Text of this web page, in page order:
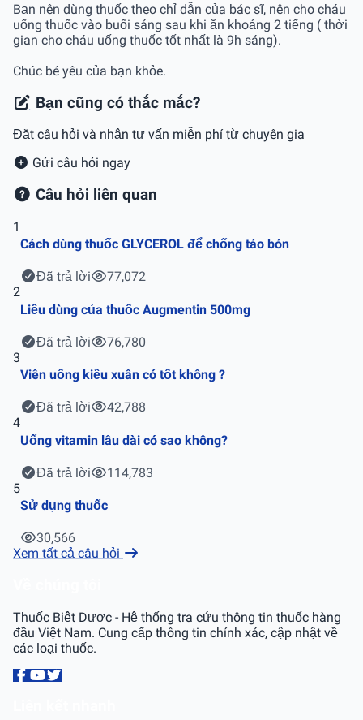
Bạn nên dùng thuốc theo chỉ dẫn của bác sĩ, nên cho cháu
uống thuốc vào buổi sáng sau khi ăn khoảng 2 tiếng ( thời
gian cho cháu uống thuốc tốt nhất là 9h sáng).
Chúc bé yêu của bạn khỏe.
Bạn cũng có thắc mắc?
Đặt câu hỏi và nhận tư vấn miễn phí từ chuyên gia
Gửi câu hỏi ngay
Câu hỏi liên quan
1
Cách dùng thuốc GLYCEROL để chống táo bón
Đã trả lời
77,072
2
Liều dùng của thuốc Augmentin 500mg
Đã trả lời
76,780
3
Viên uống kiều xuân có tốt không ?
Đã trả lời
42,788
4
Uống vitamin lâu dài có sao không?
Đã trả lời
114,783
5
Sử dụng thuốc
30,566
Xem tất cả câu hỏi
Thuốc Biệt Dược - Hệ thống tra cứu thông tin thuốc hàng
đầu Việt Nam. Cung cấp thông tin chính xác, cập nhật về
các loại thuốc.